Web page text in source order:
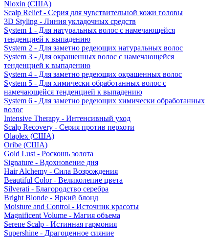
Nioxin (США)
Scalp Relief - Серия для чувствительной кожи головы
3D Styling - Линия укладочных средств
System 1 - Для натуральных волос с намечающейся
тенденцией к выпадению
System 2 - Для заметно редеющих натуральных волос
System 3 - Для окрашенных волос с намечающейся
тенденцией к выпадению
System 4 - Для заметно редеющих окрашенных волос
System 5 - Для химически обработанных волос с
намечающейся тенденцией к выпадению
System 6 - Для заметно редеющих химически обработанных
волос
Intensive Therapy - Интенсивный уход
Scalp Recovery - Серия против перхоти
Olaplex (США)
Oribe (США)
Gold Lust - Роскошь золота
Signature - Вдохновение дня
Hair Alchemy - Сила Возрождения
Beautiful Color - Великолепие цвета
Silverati - Благородство серебра
Bright Blonde - Яркий блонд
Moisture and Control - Источник красоты
Magnificent Volume - Магия объема
Serene Scalp - Истинная гармония
Supershine - Драгоценное сияние